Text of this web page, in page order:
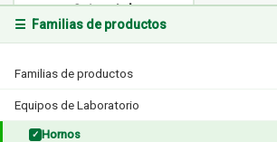
☰ Familias de productos
Familias de productos
Equipos de Laboratorio
✓ Hornos
Quincy Lab
1 producto